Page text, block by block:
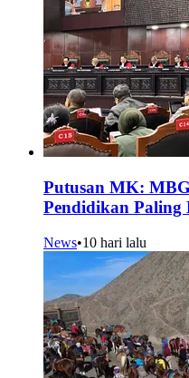
Putusan MK:
Pendidikan Paling
News•10 hari lalu